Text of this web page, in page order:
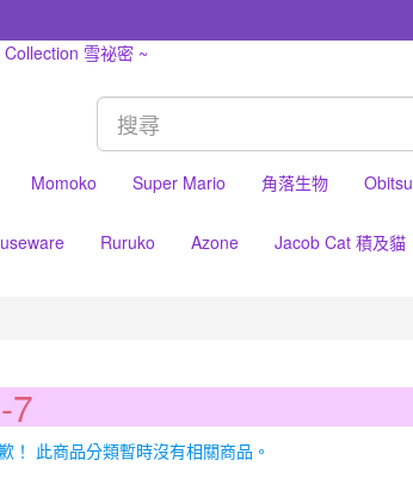
Momoko Super Mario 角落生物 Obitsu
Ruruko Azone Jacob Cat 積及貓
7
！ 此商品分類暫時沒有相關商品。